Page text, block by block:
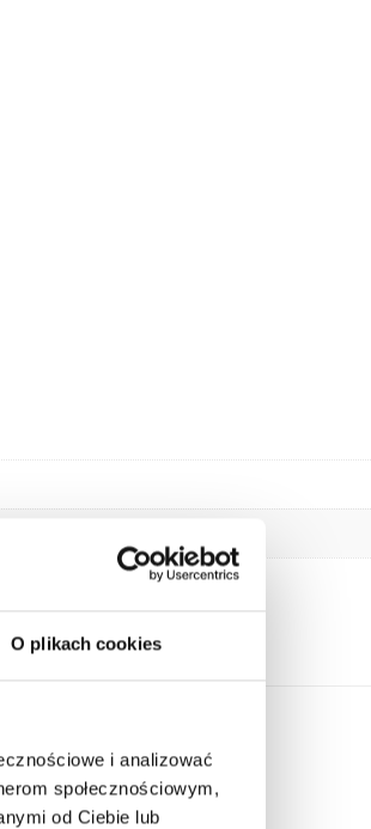
O plikach cookies
i analizować
społecznościowym,
od Ciebie lub